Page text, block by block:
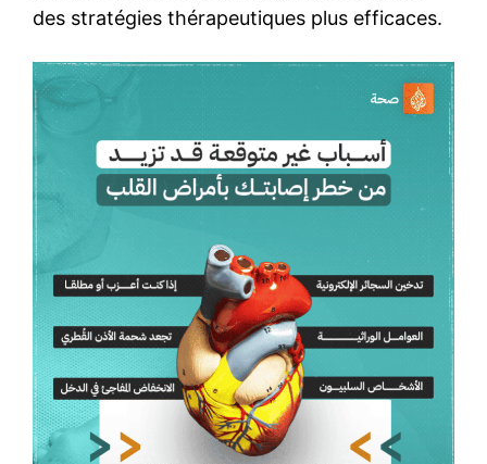
des stratégies thérapeutiques plus efficaces.